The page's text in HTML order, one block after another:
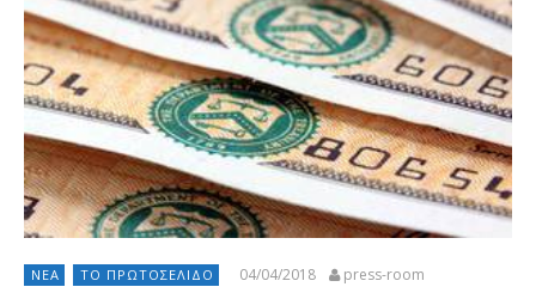
ΝΈΑ ΤΟ ΠΡΩΤΟΣΈΛΙΔΟ 04/04/2018 press-room